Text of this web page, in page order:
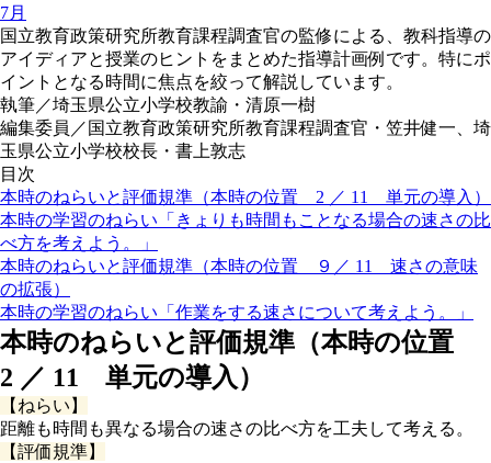
7月
国立教育政策研究所教育課程調査官の監修による、教科指導の
アイディアと授業のヒントをまとめた指導計画例です。特にポ
イントとなる時間に焦点を絞って解説しています。
執筆／埼玉県公立小学校教諭・清原一樹
編集委員／国立教育政策研究所教育課程調査官・笠井健一、埼
玉県公立小学校校長・書上敦志
目次
本時のねらいと評価規準（本時の位置 2 ／ 11 単元の導入）
本時の学習のねらい「きょりも時間もことなる場合の速さの比
べ方を考えよう。」
本時のねらいと評価規準（本時の位置 ９／ 11 速さの意味
の拡張）
本時の学習のねらい「作業をする速さについて考えよう。」
本時のねらいと評価規準（本時の位置
2 ／ 11 単元の導入）
【ねらい】
距離も時間も異なる場合の速さの比べ方を工夫して考える。
【評価規準】